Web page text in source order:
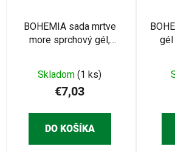
BOHEMIA sada mrtve
more sprchový gél,
Skladom (1 ks)
€7,03
DO KOŠÍKA
gél